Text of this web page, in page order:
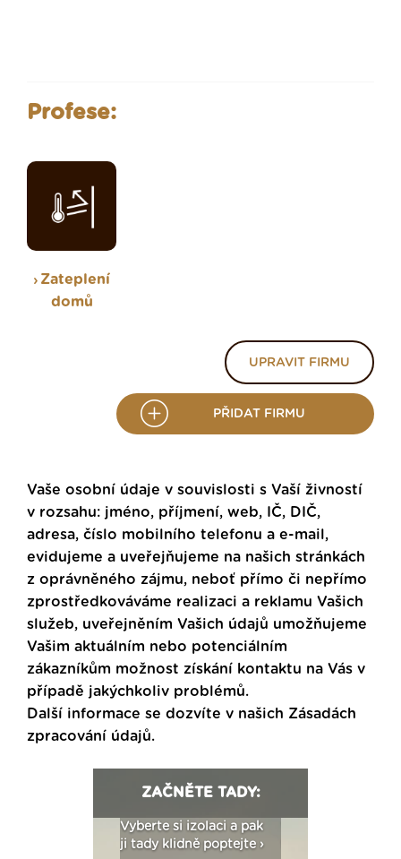
Profese:
Zateplení
domů
UPRAVIT FIRMU
PŘIDAT FIRMU
Vaše osobní údaje v souvislosti s Vaší živností
v rozsahu: jméno, příjmení, web, IČ, DIČ,
adresa, číslo mobilního telefonu a e-mail,
evidujeme a uveřejňujeme na našich stránkách
z oprávněného zájmu, neboť přímo či nepřímo
zprostředkováváme realizaci a reklamu Vašich
služeb, uveřejněním Vašich údajů umožňujeme
Vašim aktuálním nebo potenciálním
zákazníkům možnost získání kontaktu na Vás v
případě jakýchkoliv problémů.
Další informace se dozvíte v našich Zásadách
zpracování údajů.
ZAČNĚTE TADY:
Vyberte si izolaci a pak
ji tady klidně poptejte ›